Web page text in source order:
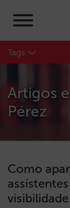
Tags
Artigos
Pérez
Como
visibilidade